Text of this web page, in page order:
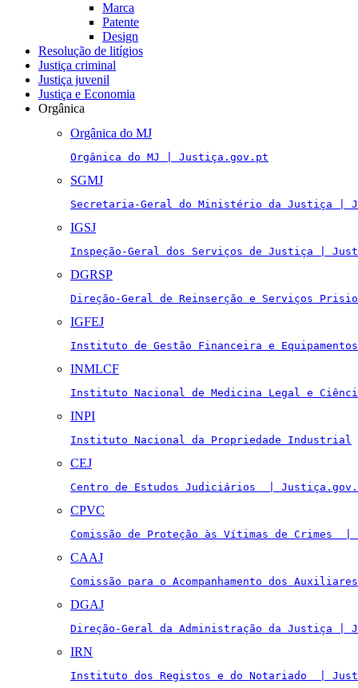
Marca
Patente
Design
Resolução de litígios
Justiça criminal
Justiça juvenil
Justiça e Economia
Orgânica
Orgânica do MJ
Orgânica do MJ | Justiça.gov.pt
SGMJ
Secretaria-Geral do Ministério da Justiça |
IGSJ
Inspeção-Geral dos Serviços de Justiça |
DGRSP
Direção-Geral de Reinserção e Serviços
IGFEJ
Instituto de Gestão Financeira e
INMLCF
Instituto Nacional de Medicina Legal e
INPI
Instituto Nacional da Propriedade Industrial
CEJ
Centro de Estudos Judiciários  |
CPVC
Comissão de Proteção às Vítimas de Crimes
CAAJ
Comissão para o Acompanhamento dos
DGAJ
Direção-Geral da Administração da Justiça |
IRN
Instituto dos Registos e do Notariado  |